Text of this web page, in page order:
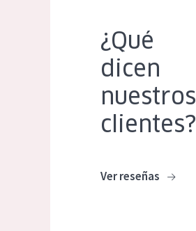
¿Qué
dicen
nuestros
clientes?
Ver reseñas